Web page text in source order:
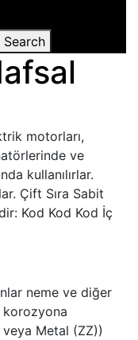
Search
motorları,
ve
kullanılırlar.
Çift Sıra Sabit
Kod Kod Kod İç
neme ve diğer
korozyona
veya Metal (ZZ))